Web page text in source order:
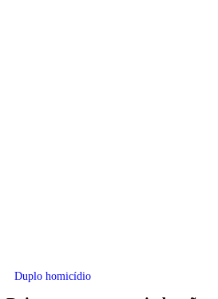
Duplo homicídio